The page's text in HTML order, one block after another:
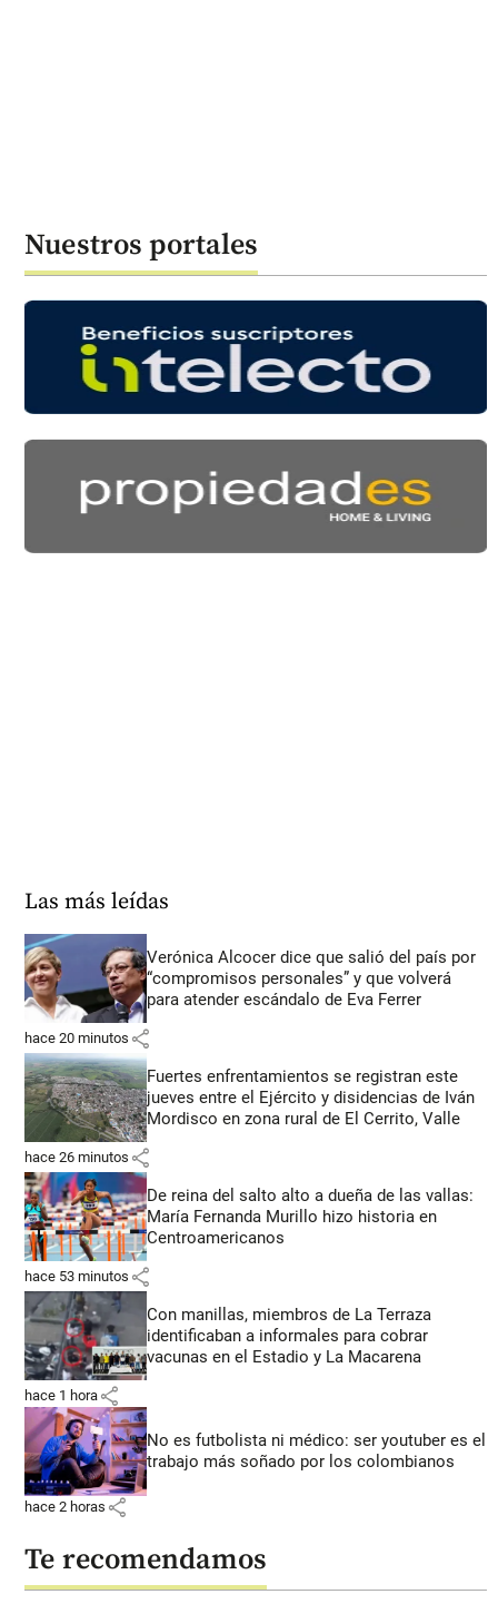
Nuestros portales
Las más leídas
Verónica Alcocer dice que salió del país por
“compromisos personales” y que volverá
para atender escándalo de Eva Ferrer
hace 20 minutos share
Fuertes enfrentamientos se registran este
jueves entre el Ejército y disidencias de Iván
Mordisco en zona rural de El Cerrito, Valle
hace 26 minutos share
De reina del salto alto a dueña de las vallas:
María Fernanda Murillo hizo historia en
Centroamericanos
hace 53 minutos share
Con manillas, miembros de La Terraza
identificaban a informales para cobrar
vacunas en el Estadio y La Macarena
hace 1 hora share
No es futbolista ni médico: ser youtuber es el
trabajo más soñado por los colombianos
hace 2 horas share
Te recomendamos